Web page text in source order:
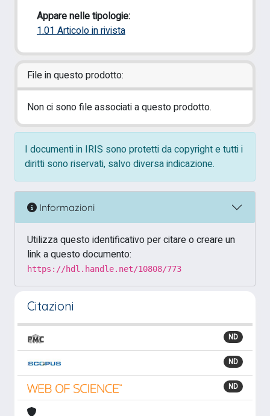
Appare nelle tipologie:
1.01 Articolo in rivista
File in questo prodotto:
Non ci sono file associati a questo prodotto.
I documenti in IRIS sono protetti da copyright e tutti i
diritti sono riservati, salvo diversa indicazione.
Informazioni
Utilizza questo identificativo per citare o creare un
link a questo documento:
https://hdl.handle.net/10808/773
Citazioni
ND
ND
ND